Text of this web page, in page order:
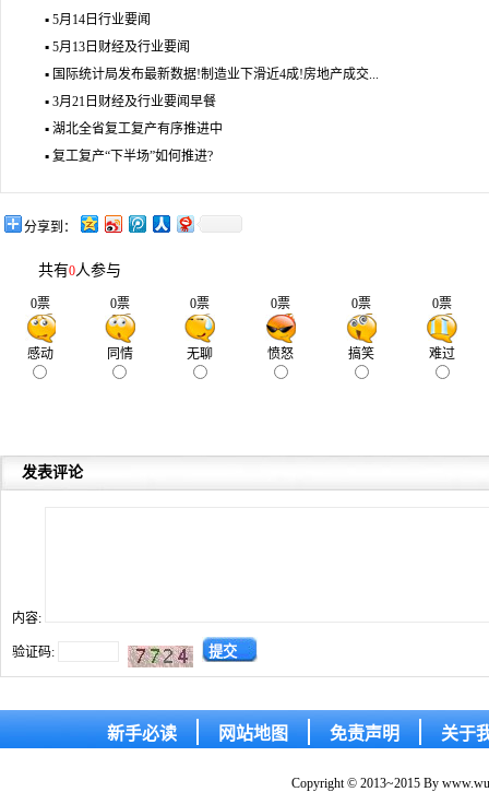
▪ 5月14日行业要闻
▪ 5月13日财经及行业要闻
▪ 国际统计局发布最新数据!制造业下滑近4成!房地产成交...
▪ 3月21日财经及行业要闻早餐
▪ 湖北全省复工复产有序推进中
▪ 复工复产“下半场”如何推进?
分享到：
发表评论
内容:
验证码:
新手必读 网站地图 免责声明 关于
Copyright © 2013~2015 By